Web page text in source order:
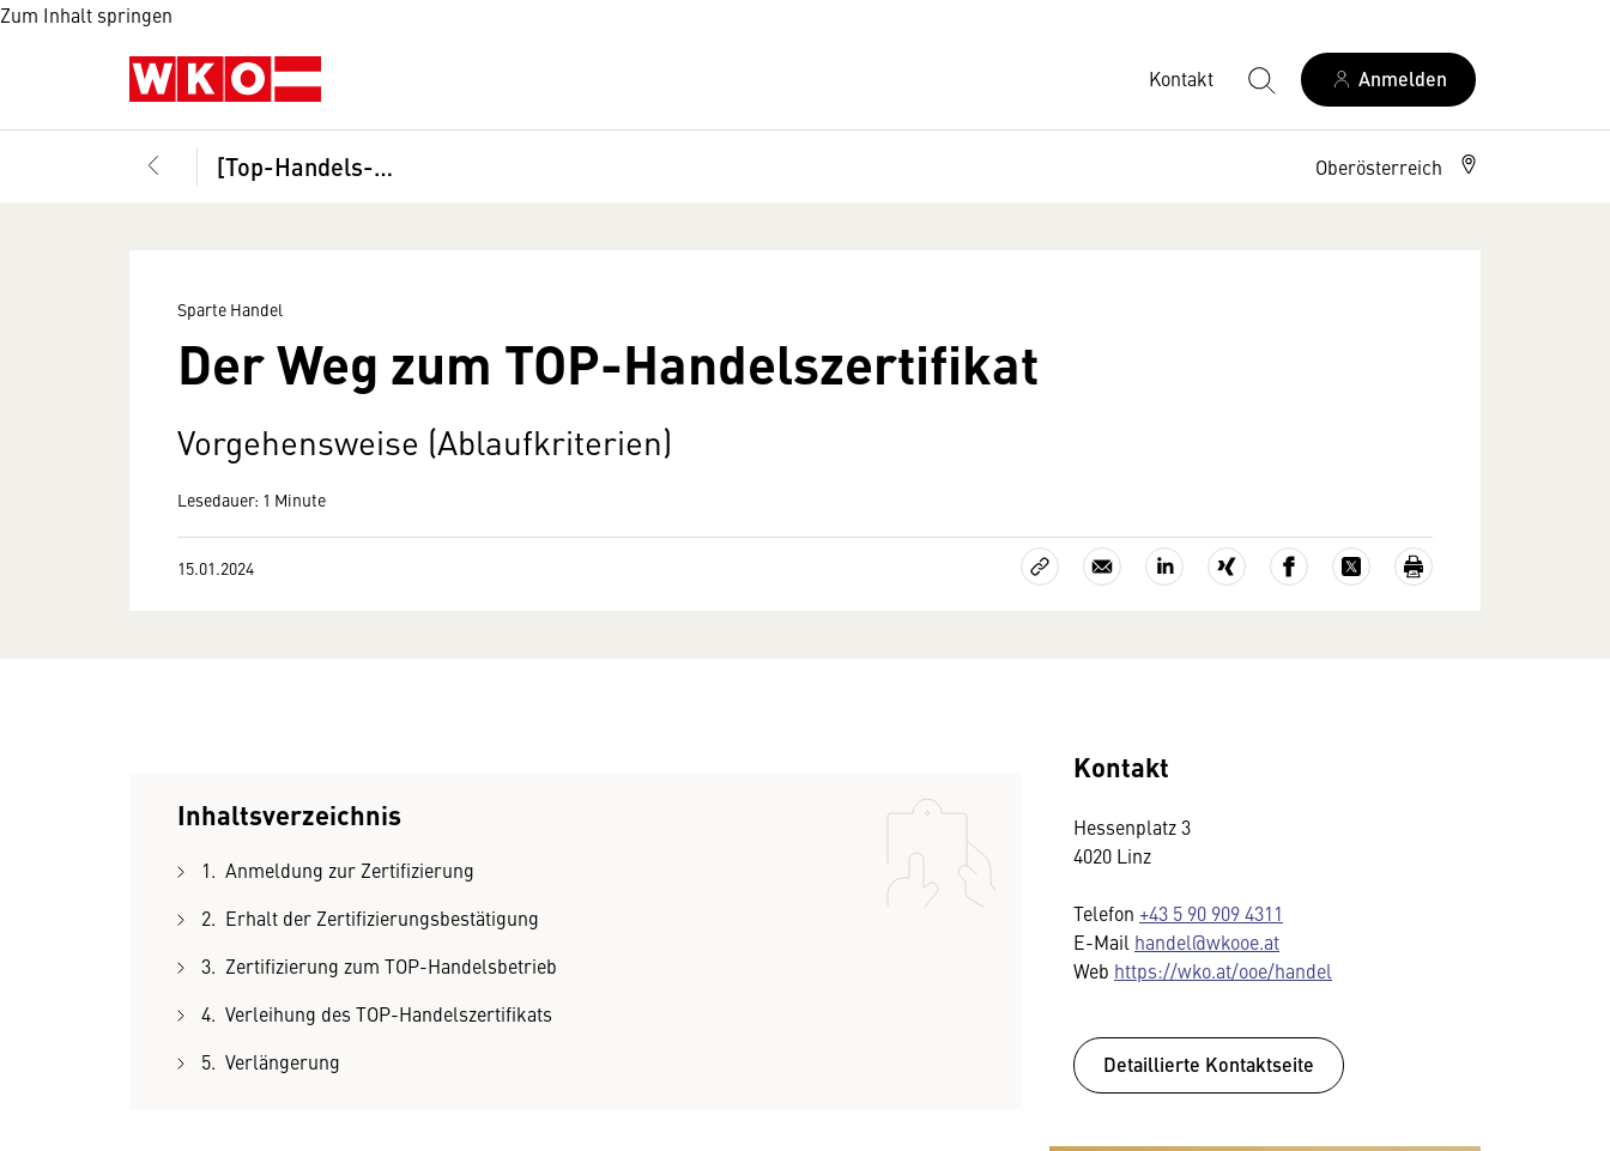
Zum Inhalt springen
Kontakt Anmelden
[Top-Handels-Zertifikat] Oberösterreich
Sparte Handel
Der Weg zum TOP-Handelszertifikat
Vorgehensweise (Ablaufkriterien)
Lesedauer: 1 Minute
15.01.2024
Inhaltsverzeichnis
1. Anmeldung zur Zertifizierung
2. Erhalt der Zertifizierungsbestätigung
3. Zertifizierung zum TOP-Handelsbetrieb
4. Verleihung des TOP-Handelszertifikats
5. Verlängerung
Kontakt
Hessenplatz 3
4020 Linz
Telefon +43 5 90 909 4311
E-Mail handel@wkooe.at
Web https://wko.at/ooe/handel
Detaillierte Kontaktseite